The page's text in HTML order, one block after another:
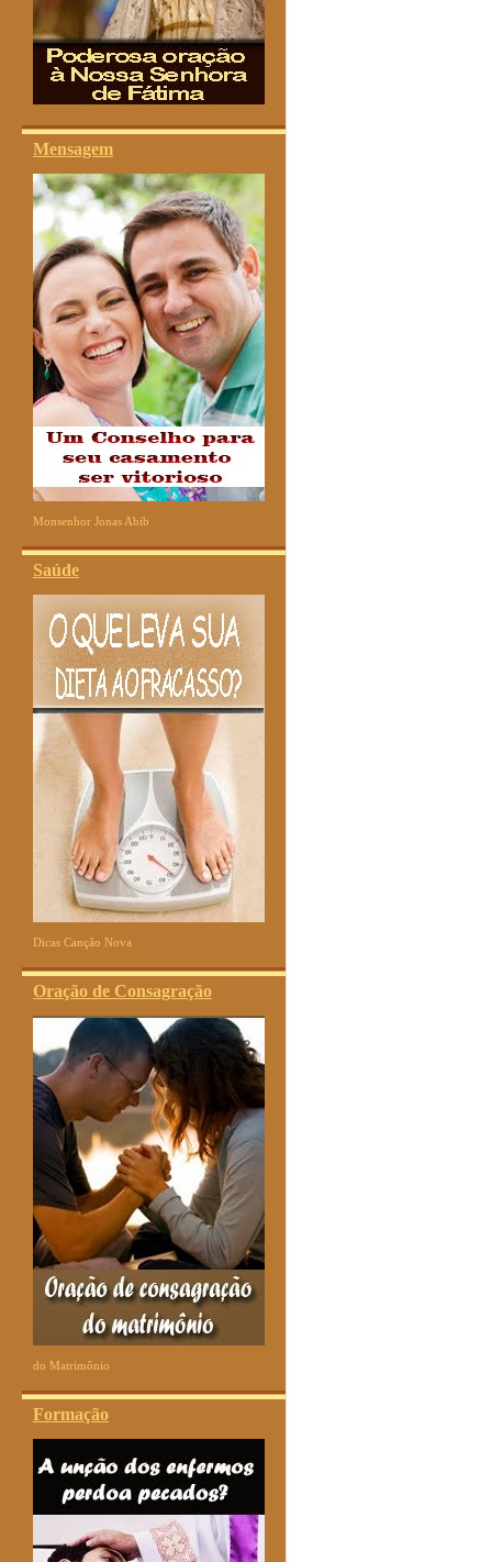
Mensagem
Monsenhor Jonas Abib
Saúde
Dicas Canção Nova
Oração de Consagração
do Matrimônio
Formação